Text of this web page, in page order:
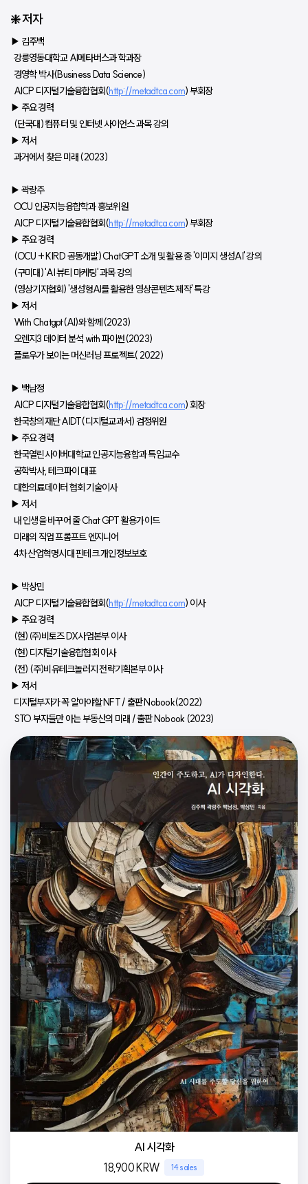
❇️ 저자
▶️ 김주백
  강릉영동대학교 AI메타버스과 학과장
  경영학 박사(Business Data Science)
  AICP 디지털기술융합협회(
http://metadtca.com) 부회장
▶ 주요 경력
  (단국대) 컴퓨터 및 인터넷 사이언스 과목 강의
▶ 저서
  과거에서 찾은 미래 (2023)
▶️ 곽랑주
  OCU 인공지능융합학과 홍보위원
  AICP 디지털기술융합협회(
http://metadtca.com) 부회장
▶ 주요 경력
  (OCU + KIRD 공동개발) ChatGPT 소개 및 활용 중 '이미지 생성AI' 강의
  (구미대) 'AI 뷰티 마케팅' 과목 강의
  (영상기자협회) '생성형AI를 활용한 영상콘텐츠 제작' 특강
▶ 저서
  With Chatgpt(AI)와 함께(2023)
  오렌지3 데이터 분석 with 파이썬(2023)
  플로우가 보이는 머신러닝 프로젝트( 2022)
▶️ 백남정
  AICP 디지털기술융합협회(
http://metadtca.com) 회장
  한국창의재단 AIDT(디지털교과서) 검정위원
▶ 주요 경력
  한국열린사이버대학교 인공지능융합과 특임교수
  공학박사, 테크파이 대표
  대한의료데이터 협회 기술이사
▶ 저서
  내 인생을 바꾸어 줄 Chat GPT 활용가이드
  미래의 직업 프롬프트 엔지니어
  4차 산업혁명시대 핀테크 개인정보보호
▶️ 박상민
  AICP 디지털기술융합협회(
http://metadtca.com) 이사
▶ 주요 경력
  (현) ㈜비토즈 DX사업본부 이사
  (현) 디지털기술융합협회 이사
  (전) (주)비유테크놀러지 전략기획본부 이사
▶ 저서
  디지털부자가 꼭 알아야할 NFT / 출판 Nobook(2022)
  STO 부자들만 아는 부동산의 미래 / 출판 Nobook (2023)
AI 시각화
18,900 KRW 14 sales